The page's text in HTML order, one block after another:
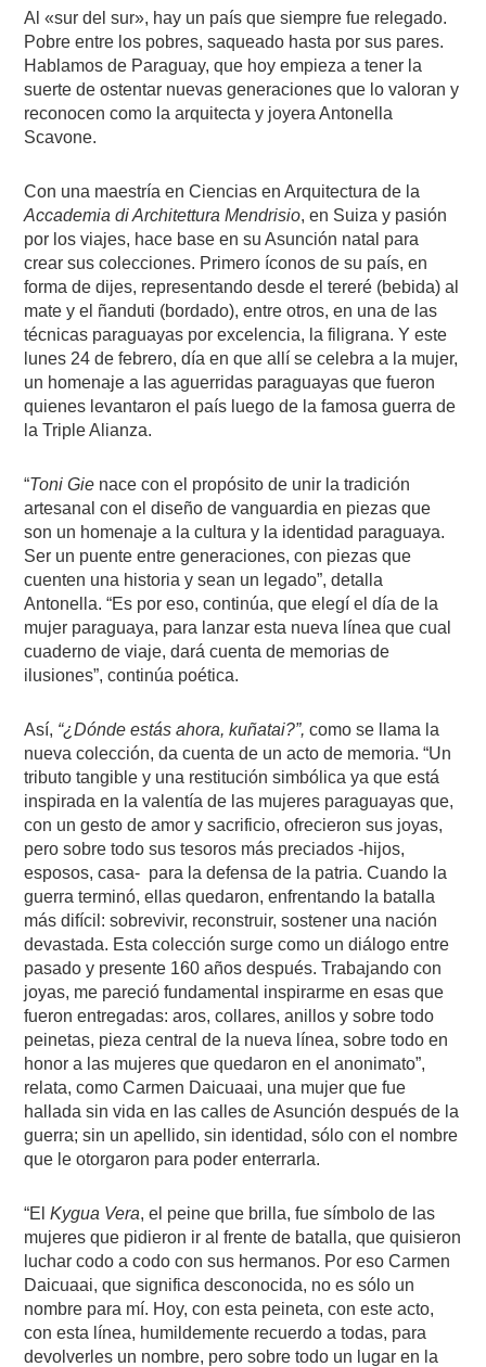
Al «sur del sur», hay un país que siempre fue relegado.
Pobre entre los pobres, saqueado hasta por sus pares.
Hablamos de Paraguay, que hoy empieza a tener la
suerte de ostentar nuevas generaciones que lo valoran y
reconocen como la arquitecta y joyera Antonella
Scavone.
Con una maestría en Ciencias en Arquitectura de la
Accademia di ArchitetturaMendrisio, en Suiza y pasión
por los viajes, hace base en su Asunción natal para
crear sus colecciones. Primero íconos de su país, en
forma de dijes, representando desde el tereré (bebida) al
mate y el ñanduti (bordado), entre otros, en una de las
técnicas paraguayas por excelencia, la filigrana. Y este
lunes 24 de febrero, día en que allí se celebra a la mujer,
un homenaje a las aguerridas paraguayas que fueron
quienes levantaron el país luego de la famosa guerra de
la Triple Alianza.
“Toni Gie nace con el propósito de unir la tradición
artesanal con el diseño de vanguardia en piezas que
son un homenaje a la cultura y la identidad paraguaya.
Ser un puente entre generaciones, con piezas que
cuenten una historia y sean un legado”, detalla
Antonella. “Es por eso, continúa, que elegí el día de la
mujer paraguaya, para lanzar esta nueva línea que cual
cuaderno de viaje, dará cuenta de memorias de
ilusiones”, continúa poética.
Así, “¿Dónde estás ahora, kuñatai?”,como se llama la
nueva colección, da cuenta de un acto de memoria. “Un
tributo tangible y una restitución simbólica ya que está
inspirada en la valentía de las mujeres paraguayas que,
con un gesto de amor y sacrificio, ofrecieron sus joyas,
pero sobre todo sus tesoros más preciados -hijos,
esposos, casa- para la defensa de la patria. Cuando la
guerra terminó, ellas quedaron, enfrentando la batalla
más difícil: sobrevivir, reconstruir, sostener una nación
devastada. Esta colección surge como un diálogo entre
pasado y presente 160 años después. Trabajando con
joyas, me pareció fundamental inspirarme en esas que
fueron entregadas: aros, collares, anillos y sobre todo
peinetas, pieza central de la nueva línea, sobre todo en
honor a las mujeres que quedaron en el anonimato”,
relata, como Carmen Daicuaai, una mujer que fue
hallada sin vida en las calles de Asunción después de la
guerra; sin un apellido, sin identidad, sólo con el nombre
que le otorgaron para poder enterrarla.
“ElKygua Vera, el peine que brilla, fue símbolo de las
mujeres que pidieron ir al frente de batalla, que quisieron
luchar codo a codo con sus hermanos. Por eso Carmen
Daicuaai, que significa desconocida, no es sólo un
nombre para mí. Hoy, con esta peineta, con este acto,
con esta línea, humildemente recuerdo a todas, para
devolverles un nombre, pero sobre todo un lugar en la